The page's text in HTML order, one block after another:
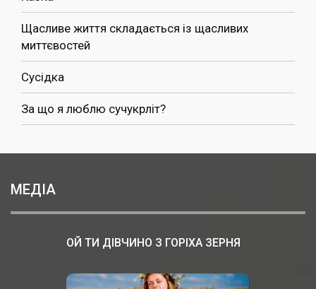
Щасливе життя складається із щасливих
миттєвостей
Сусідка
За що я люблю сучукрліт?
МЕДІА
ОЙ ТИ ДІВЧИНО З ГОРІХА ЗЕРНЯ